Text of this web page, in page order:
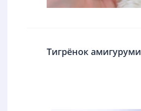
Тигрёнок амигуруми